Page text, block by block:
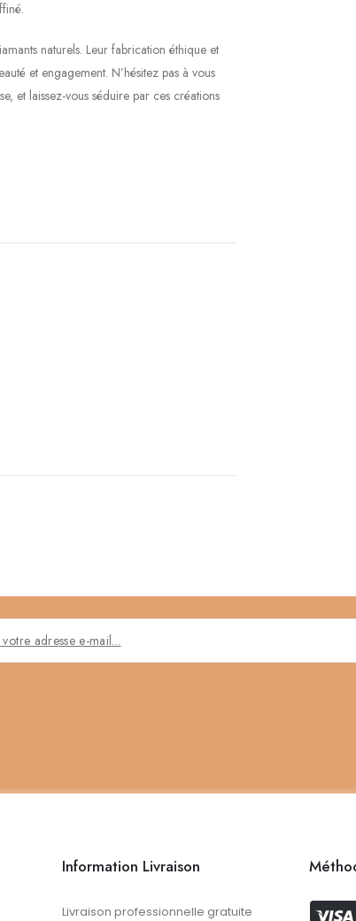
naturels. Leur fabrication éthique et
et engagement. N’hésitez pas à vous
et laissez-vous séduire par ces créations
Information Livraison
Livraison professionnelle gratuite